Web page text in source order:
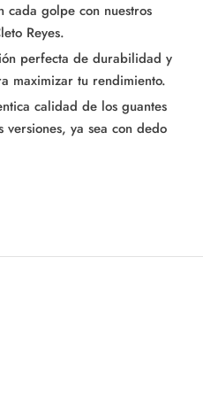
cada golpe con nuestros
Reyes.
perfecta de durabilidad y
maximizar tu rendimiento.
calidad de los guantes
ya sea con dedo